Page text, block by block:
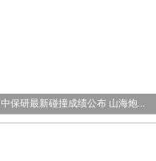
中保研最新碰撞成绩公布 山海炮...